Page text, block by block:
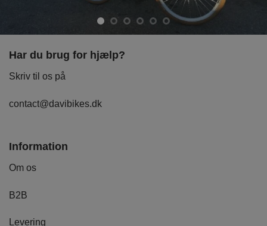
Har du brug for hjælp?
Skriv til os på
contact@davibikes.dk
Information
Om os
B2B
Levering